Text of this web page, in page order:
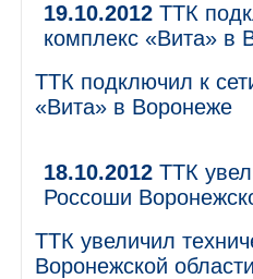
19.10.2012 ТТК
комплекс «Вита» в
ТТК подключил к
«Вита» в Воронеже
18.10.2012 ТТК
Россоши
ТТК увеличил
Воронежской